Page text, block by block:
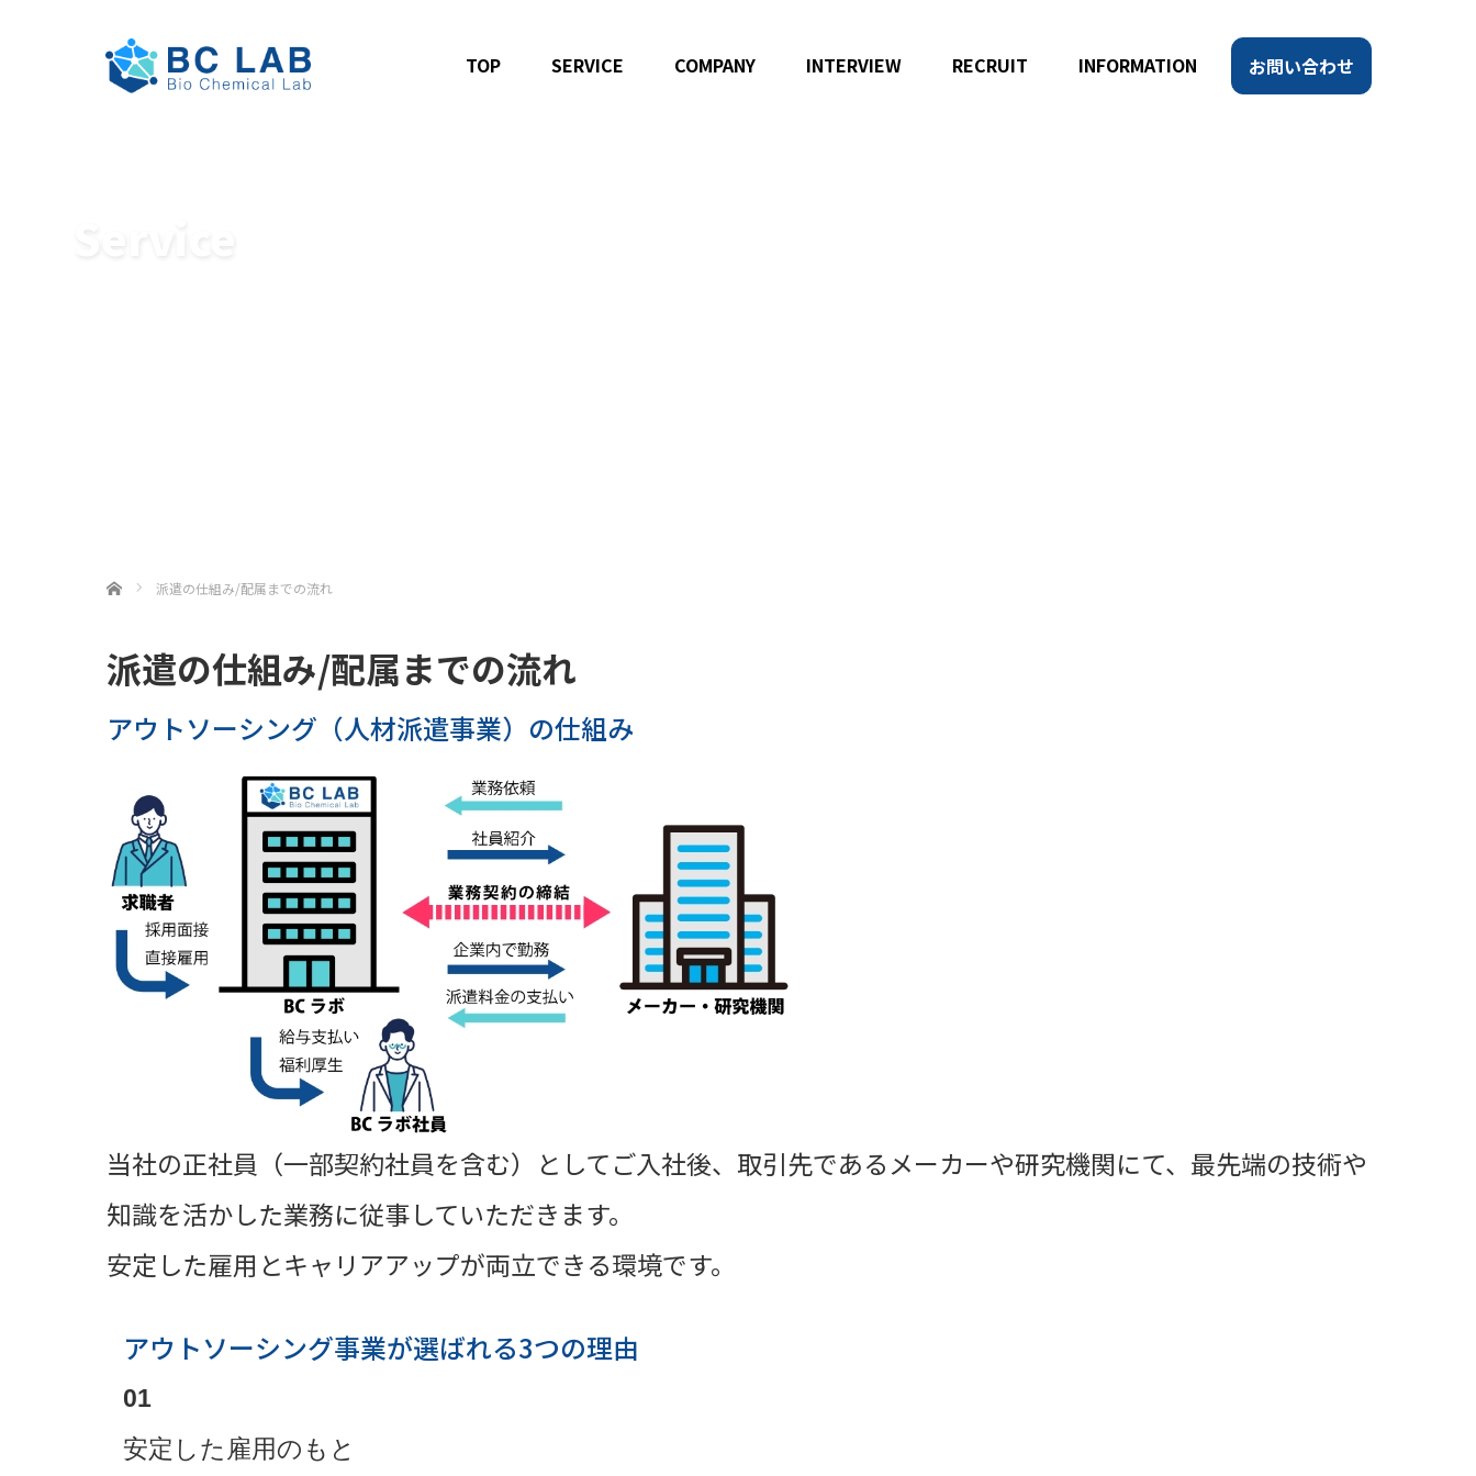
TOP SERVICE COMPANY INTERVIEW RECRUIT INFORMATION お問い合わせ
ホーム 派遣の仕組み/配属までの流れ
派遣の仕組み/配属までの流れ
アウトソーシング（人材派遣事業）の仕組み
当社の正社員（一部契約社員を含む）としてご入社後、取引先であるメーカーや研究機関にて、最先端の技術や
知識を活かした業務に従事していただきます。
安定した雇用とキャリアアップが両立できる環境です。
アウトソーシング事業が選ばれる3つの理由
01
安定した雇用のもと